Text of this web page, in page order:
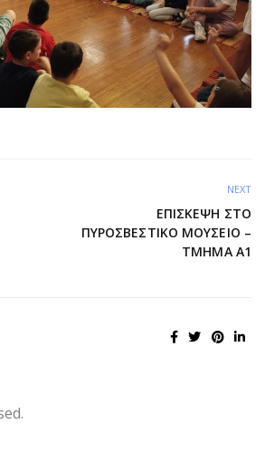
NEXT
ΕΠΊΣΚΕΨΗ ΣΤΟ
ΠΥΡΟΣΒΕΣΤΙΚΌ ΜΟΥΣΕΊΟ –
ΤΜΉΜΑ Α1